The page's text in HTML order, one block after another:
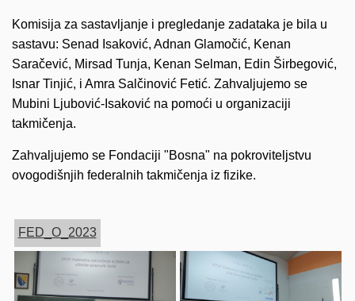
Komisija za sastavljanje i pregledanje zadataka je bila u
sastavu: Senad Isaković, Adnan Glamočić, Kenan
Saračević, Mirsad Tunja, Kenan Selman, Edin Širbegović,
Isnar Tinjić, i Amra Salčinović Fetić. Zahvaljujemo se
Mubini Ljubović-Isaković na pomoći u organizaciji
takmičenja.
Zahvaljujemo se Fondaciji "Bosna" na pokroviteljstvu
ovogodišnjih federalnih takmičenja iz fizike.
FED_O_2023